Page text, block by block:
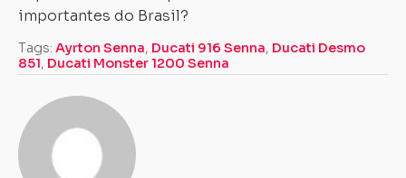
importantes do Brasil?
Tags: Ayrton Senna, Ducati 916 Senna, Ducati Desmo
851, Ducati Monster 1200 Senna